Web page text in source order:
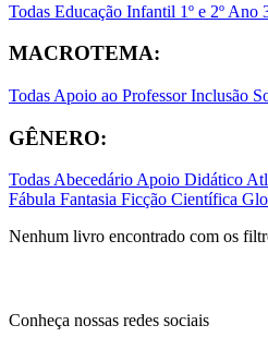
Todas Educação Infantil 1º e 2º Ano
MACROTEMA:
Todas Apoio ao ProfessorInclusão
GÊNERO:
TodasAbecedárioApoio Didático
Fábula Fantasia Ficção Científica
Nenhum livro encontrado com os
Conheça nossas redes sociais